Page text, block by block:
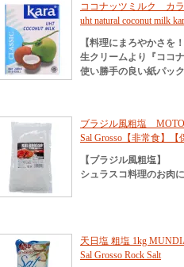
ココナッツミルク カ
uht natural coconut milk
【料理にまろやかさを
生クリームより『ココ
使い勝手の良い紙パッ
ブラジル風粗塩
Sal Grosso【非常食】
【ブラジル風粗塩】
シュラスコ料理のお肉
天日塩 粗塩 1kg
Sal Grosso Rock Salt